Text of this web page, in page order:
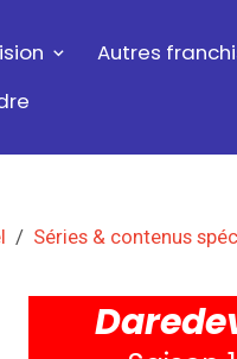
Autres
Séries & contenus